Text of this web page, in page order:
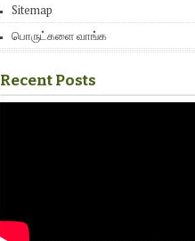
Sitemap
பொருட்களை வாங்க
Recent Posts